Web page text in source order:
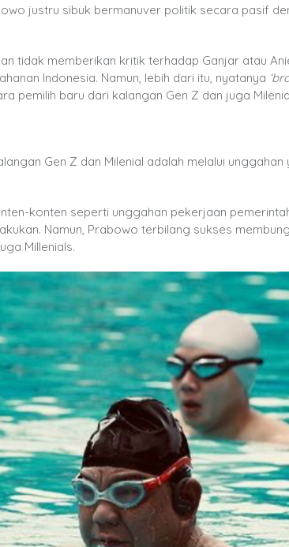
justru sibuk bermanuver politik secara pasif
tidak memberikan kritik terhadap Ganjar atau
Indonesia. Namun, lebih dari itu, nyatanya
pemilih baru dari kalangan Gen Z dan juga
Gen Z dan Milenial adalah melalui unggahan
konten seperti unggahan pekerjaan
Namun, Prabowo terbilang sukses
Millenials.